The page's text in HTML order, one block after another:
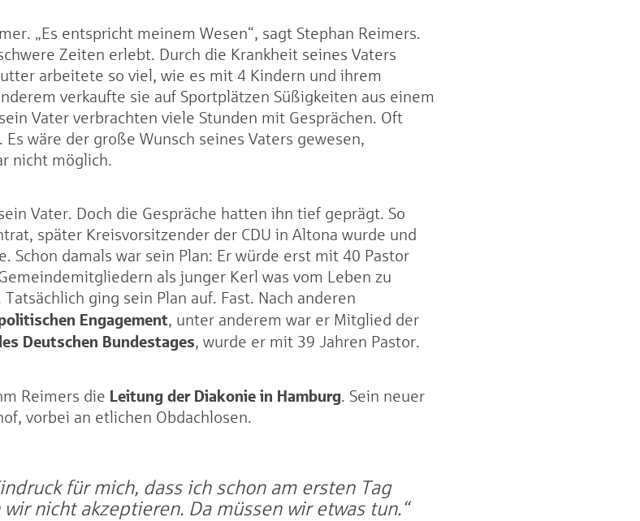
„Es entspricht meinem Wesen“, sagt Stephan Reimers.
Zeiten erlebt. Durch die Krankheit seines Vaters
arbeitete so viel, wie es mit 4 Kindern und ihrem
verkaufte sie auf Sportplätzen Süßigkeiten aus einem
Vater verbrachten viele Stunden mit Gesprächen. Oft
wäre der große Wunsch seines Vaters gewesen,
nicht möglich.
Vater. Doch die Gespräche hatten ihn tief geprägt. So
später Kreisvorsitzender der CDU in Altona wurde und
Schon damals war sein Plan: Er würde erst mit 40 Pastor
als junger Kerl was vom Leben zu
ging sein Plan auf. Fast. Nach anderen
Engagement, unter anderem war er Mitglied der
Deutschen Bundestages, wurde er mit 39 Jahren Pastor.
Reimers die Leitung der Diakonie in Hamburg. Sein neuer
vorbei an etlichen Obdachlosen.
für mich, dass ich schon am ersten Tag
nicht akzeptieren. Da müssen wir etwas tun.“